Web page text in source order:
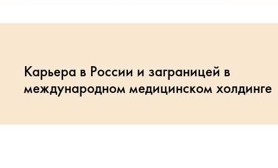
Карьера в России и заграницей в
международном медицинском холдинге